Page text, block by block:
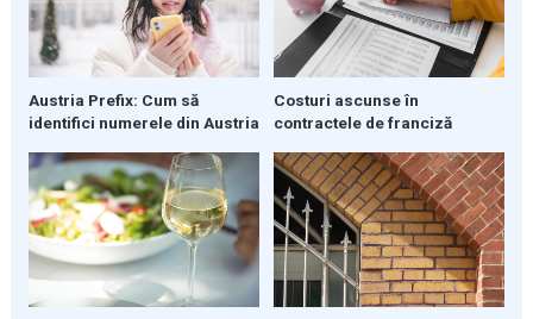
Austria Prefix: Cum să
identifici numerele din Austria
Costuri ascunse în
contractele de franciză